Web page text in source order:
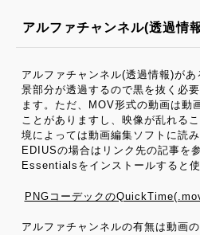
アルファチャンネル(透過情
アルファチャンネル(透過情報)が
景部分が透過するので黒を抜く必
ます。ただ、MOV形式の動画は動
ことがありますし、映像が乱れる
境によっては動画編集ソフトに読
EDIUSの場合はリンク先の記事を
Essentialsをインストールすると使
PNGコーデックの
アルファチャンネルの有無は動画